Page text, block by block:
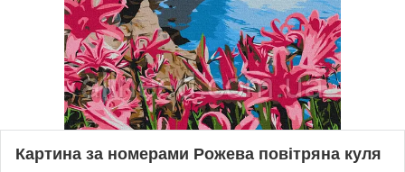
Картина за номерами Рожева повітряна куля